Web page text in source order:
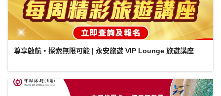
尊享啟航・探索無限可能 | 永安旅遊 VIP Lounge 旅遊講座